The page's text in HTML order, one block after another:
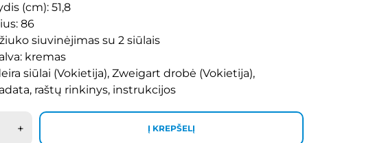
(cm): 51,8
86
siuvinėjimas su 2 siūlais
kremas
siūlai (Vokietija), Zweigart drobė (Vokietija),
raštų rinkinys, instrukcijos
+ Į KREPŠELĮ